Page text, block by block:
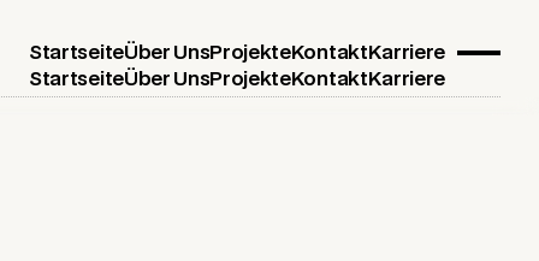
Startseite
Startseite
Über Uns
Über Uns
Projekte
Projekte
Kontakt
Kontakt
Karriere
Karriere